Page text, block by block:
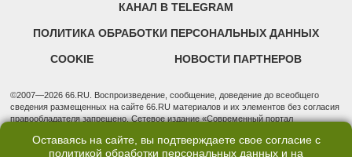
КАНАЛ В TELEGRAM
ПОЛИТИКА ОБРАБОТКИ ПЕРСОНАЛЬНЫХ ДАННЫХ
COOKIE НОВОСТИ ПАРТНЕРОВ
©2007—2026 66.RU. Воспроизведение, сообщение, доведение до всеобщего
сведения размещенных на сайте 66.RU материалов и их элементов без согласия
правообладателя запрещено. Сетевое издание «Современный портал
надзору в сфере связи, информационных технологий и массовых коммуникаций
(Роскомнадзор). Регистрационный номер ЭЛ № ФС 77 - 76634 от 02.09.2019
Оставаясь на сайте, вы подтверждаете свое согласие с
политикой обработки персональных данных и на